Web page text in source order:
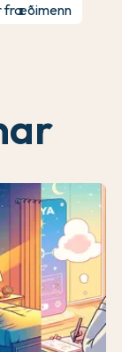
fræðimenn